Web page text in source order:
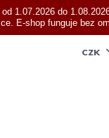
1.07.2026 do
E-shop funguje bez
CZK